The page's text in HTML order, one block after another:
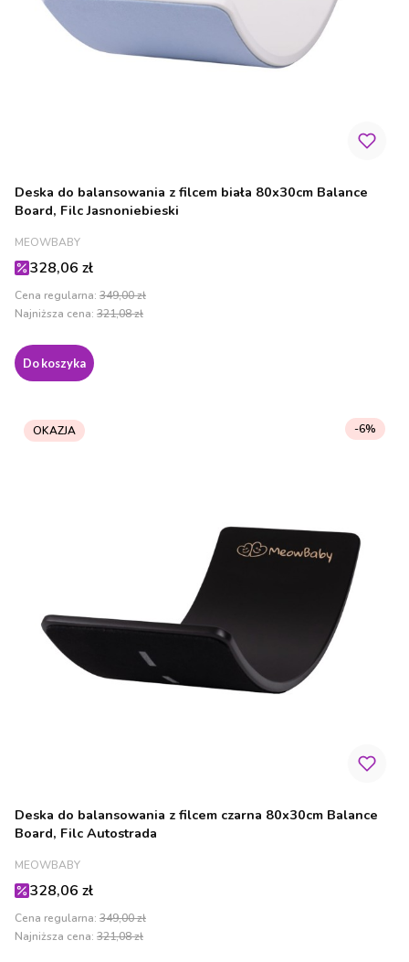
Deska do balansowania z filcem biała 80x30cm Balance
Board, Filc Jasnoniebieski
PRODUCENT
MEOWBABY
Cena promocyjna
328,06 zł
Cena regularna: 349,00 zł
Najniższa cena: 321,08 zł
Do koszyka
OKAZJA
Deska do balansowania z filcem czarna 80x30cm Balance
Board, Filc Autostrada
PRODUCENT
MEOWBABY
Cena promocyjna
328,06 zł
Cena regularna: 349,00 zł
-6%
Najniższa cena: 321,08 zł